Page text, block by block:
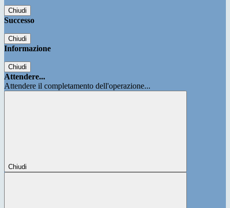
Chiudi
Successo
Chiudi
Informazione
Chiudi
Attendere...
Attendere il completamento dell'operazione...
Chiudi